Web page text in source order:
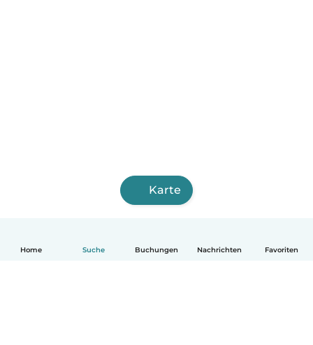
Home Suche Buchungen Nachrichten Favoriten
Karte